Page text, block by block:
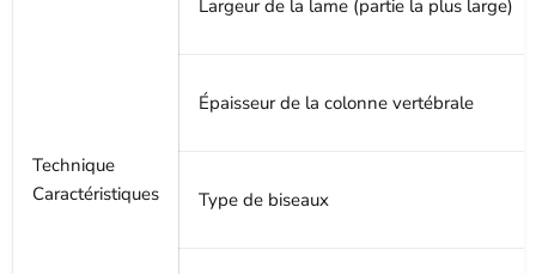
Technique
Caractéristiques
Largeur de la lame (partie la plus large)
Épaisseur de la colonne vertébrale
Type de biseaux